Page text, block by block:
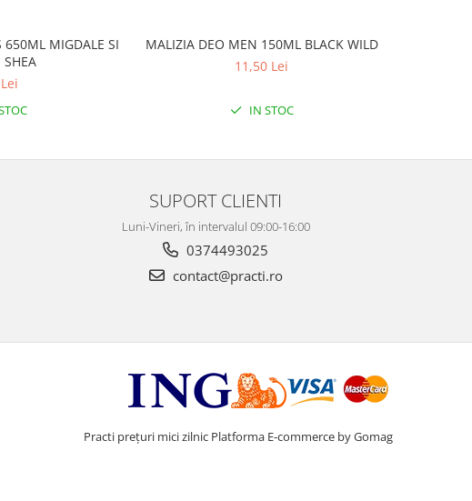
650ML MIGDALE SI
MALIZIA DEO MEN 150ML BLACK WILD
11,50 Lei
IN STOC
SUPORT CLIENTI
Luni-Vineri, în intervalul 09:00-16:00
0374493025
contact@practi.ro
Practi prețuri mici zilnic Platforma E-commerce by Gomag